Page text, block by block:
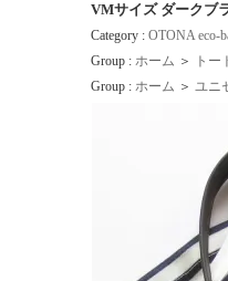
VMサイズ ダークブ
Category : OTONA eco-
Group : ホーム ＞ トー
Group : ホーム ＞ ユニ